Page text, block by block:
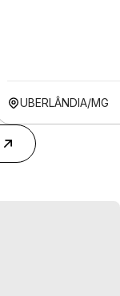
UBERLÂNDIA/MG